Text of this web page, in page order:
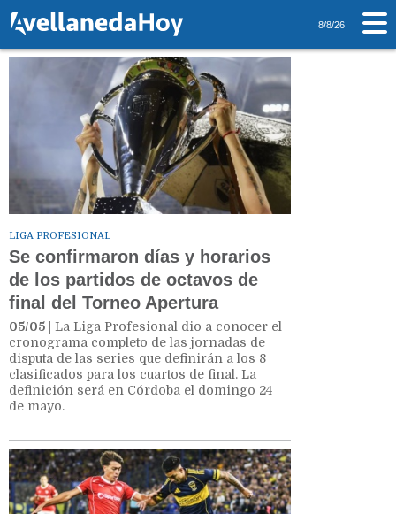
8/8/26
Tag: Boca
LIGA PROFESIONAL
Se confirmaron días y horarios
de los partidos de octavos de
final del Torneo Apertura
05/05 | La Liga Profesional dio a conocer el
cronograma completo de las jornadas de
disputa de las series que definirán a los 8
clasificados para los cuartos de final. La
definición será en Córdoba el domingo 24
de mayo.